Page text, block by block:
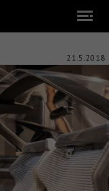
21.5.2018